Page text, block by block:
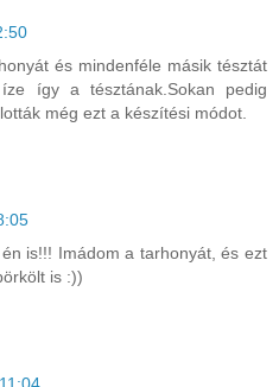
és mindenféle másik tésztát
így a tésztának.Sokan pedig
még ezt a készítési módot.
is!!! Imádom a tarhonyát, és ezt
is :))